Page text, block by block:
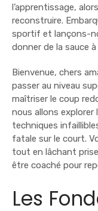
l’apprentissage,
reconstruire.
sportif et lançons-
donner de la sauce
Bienvenue, chers
passer au niveau
maîtriser le coup
nous allons explorer
techniques
fatale sur le court.
tout en lâchant
être coaché pour
Les